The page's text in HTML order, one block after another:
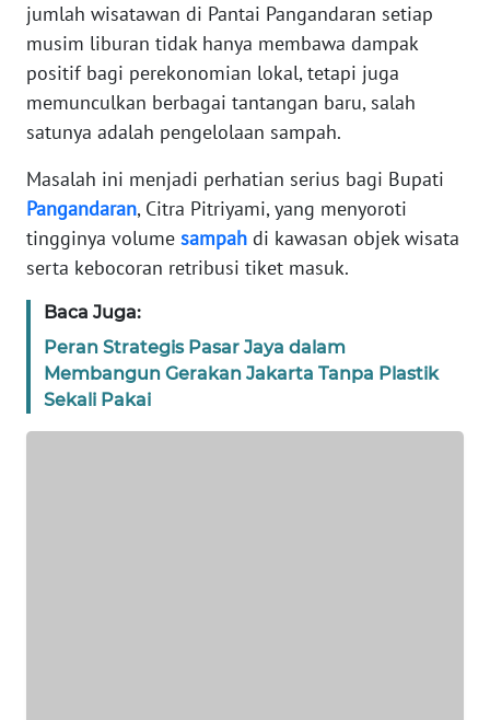
jumlah wisatawan di Pantai Pangandaran setiap
musim liburan tidak hanya membawa dampak
positif bagi perekonomian lokal, tetapi juga
memunculkan berbagai tantangan baru, salah
satunya adalah pengelolaan sampah.
Masalah ini menjadi perhatian serius bagi Bupati
Pangandaran, Citra Pitriyami, yang menyoroti
tingginya volume sampah di kawasan objek wisata
serta kebocoran retribusi tiket masuk.
Baca Juga:
Peran Strategis Pasar Jaya dalam
Membangun Gerakan Jakarta Tanpa Plastik
Sekali Pakai
PEDOMAN
MEDIA
REDAKSI
KARIR
DISCLAIMER
WN
SUMUT